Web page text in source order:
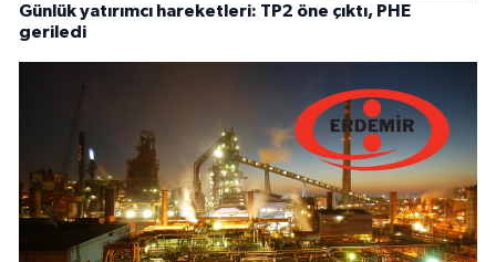
Günlük yatırımcı hareketleri: TP2 öne çıktı, PHE
geriledi